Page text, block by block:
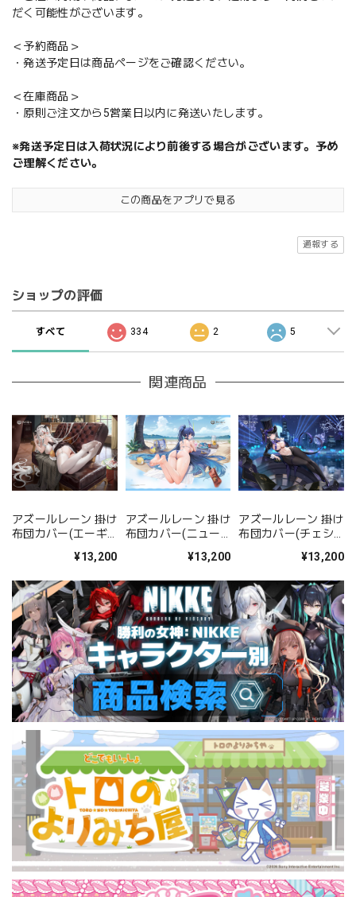
だく可能性がございます。
＜予約商品＞
・発送予定日は商品ページをご確認ください。
＜在庫商品＞
・原則ご注文から5営業日以内に発送いたします。
※発送予定日は入荷状況により前後する場合がございます。予め
ご理解ください。
この商品をアプリで見る
通報する
ショップの評価
すべて 334 2 5
関連商品
アズールレーン 掛け
布団カバー(エーギ
¥13,200
アズールレーン 掛け
布団カバー(ニュー
レジャータイム)¥13,200
アズールレーン 掛け
布団カバー(チェシ
ナイトドリーム)¥13,200